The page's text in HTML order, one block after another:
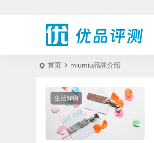
首页 miumiu品牌介绍
生活好物